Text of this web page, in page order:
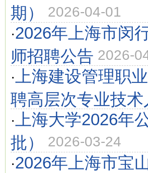
期）
2026-04-01
·2026年上海市闵
师招聘公告 2026-
·
上海建设管理职
聘高层次专业技
·
上海大学2026年
批）
2026-03-24
·2026年上海市宝